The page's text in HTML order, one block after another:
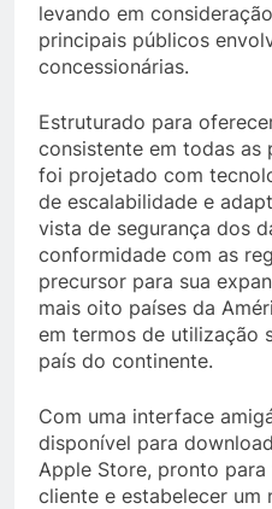
levando em
principais públicos
concessionárias.
Estruturado para
consistente em todas
foi projetado com
de escalabilidade e
vista de segurança dos
conformidade com as
precursor para sua
mais oito países da
em termos de utilização
país do continente.
Com uma interface
disponível para
Apple Store, pronto
cliente e estabelecer um